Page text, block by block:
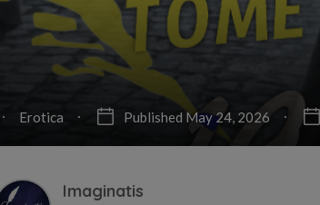
Erotica Published May 24, 2026
Imaginatis